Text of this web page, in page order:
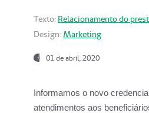
Texto: Relacionamento do
Design: Marketing
01 de abril, 2020
Informamos o novo
atendimentos aos